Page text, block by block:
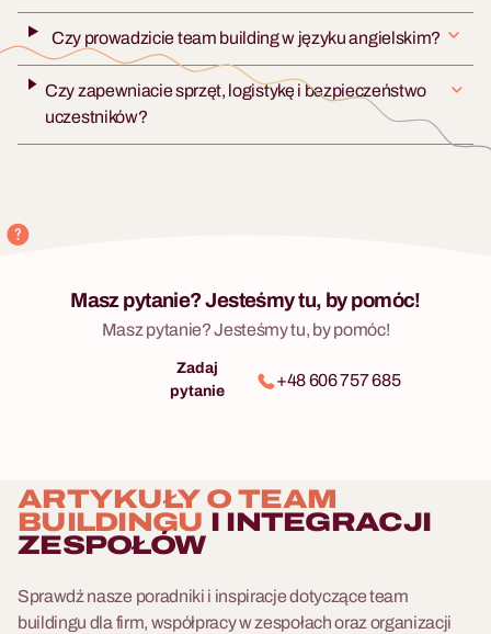
Czy prowadzicie team building w języku angielskim?
Czy zapewniacie sprzęt, logistykę i bezpieczeństwo
uczestników?
Masz pytanie? Jesteśmy tu, by pomóc!
Masz pytanie? Jesteśmy tu, by pomóc!
Zadaj
pytanie
+48 606 757 685
ARTYKUŁY O TEAM
BUILDINGU I INTEGRACJI
ZESPOŁÓW
Sprawdź nasze poradniki i inspiracje dotyczące team
buildingu dla firm, współpracy w zespołach oraz organizacji